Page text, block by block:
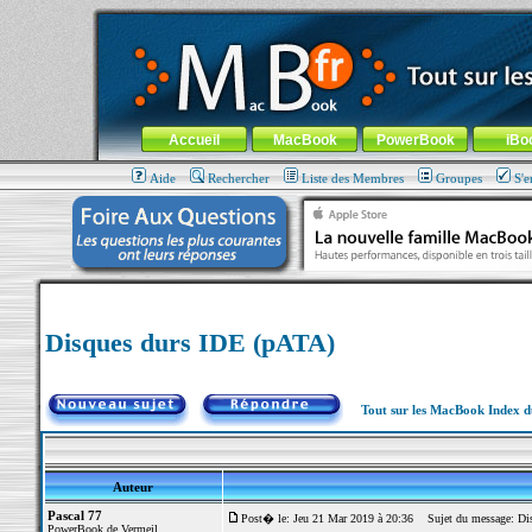
MacBook-fr.com : 100% Apple... 100% nomade !
Aller au contenu-Aller au menu général-Aller au menu de
Menu général
Accueil MacBook PowerBook
Aide Rechercher Liste des Membres Groupes
Disques durs IDE (pATA)
Tout sur les MacBook Index
Auteur
Pascal 77
PowerBook de Vermeil
Post� le: Jeu 21 Mar 2019 à 20:36 Sujet du message: